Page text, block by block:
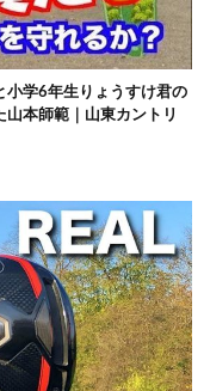
小学6年生りょうすけ君の
本師範｜山東カントリ